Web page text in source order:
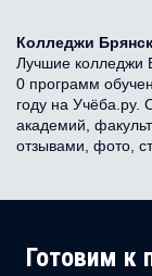
Колледжи
Лучшие колледжи
0 программ
году на Учёба.ру.
академий,
отзывами, фото,
Готовим к